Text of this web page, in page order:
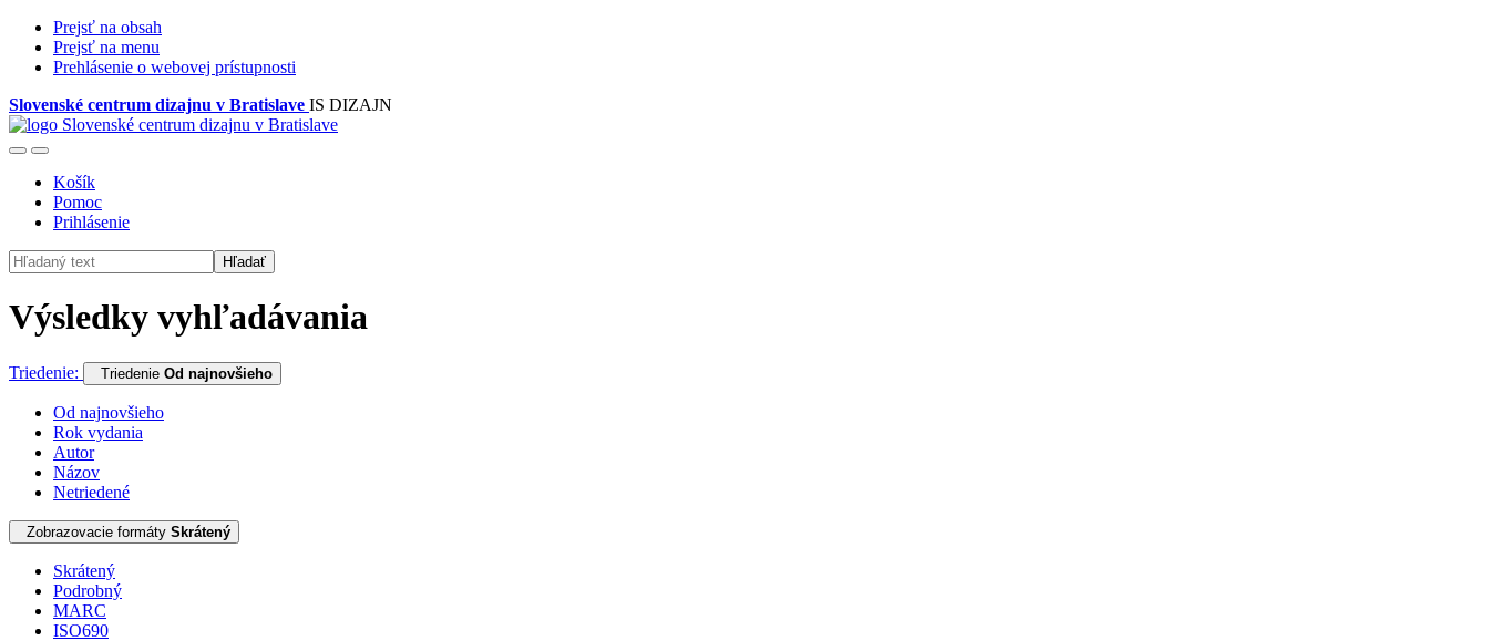
Prejsť na obsah
Prejsť na menu
Prehlásenie o webovej prístupnosti
Slovenské centrum dizajnu v Bratislave IS DIZAJN
Košík
Pomoc
Prihlásenie
Hľadať
Výsledky vyhľadávania
Triedenie: Triedenie Od najnovšieho
Od najnovšieho
Rok vydania
Autor
Názov
Netriedené
Zobrazovacie formáty Skrátený
Skrátený
Podrobný
MARC
ISO690